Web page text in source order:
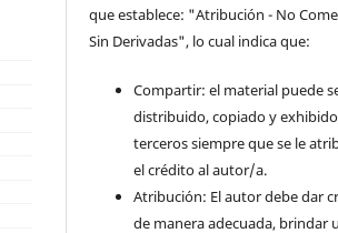
que establece: "Atribución - No
Sin Derivadas", lo cual indica que:
Compartir: el material puede
distribuido, copiado y
terceros siempre que se le
el crédito al autor/a.
Atribución: El autor debe dar
de manera adecuada, brindar